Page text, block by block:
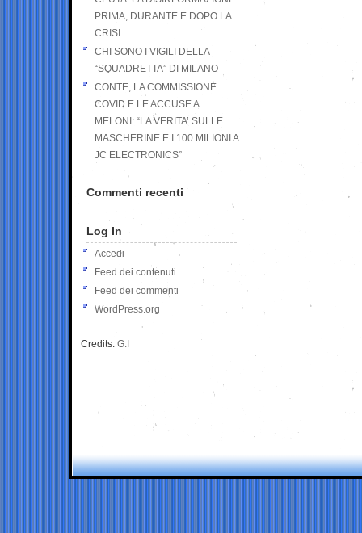
PRIMA, DURANTE E DOPO LA
CRISI
CHI SONO I VIGILI DELLA
“SQUADRETTA” DI MILANO
CONTE, LA COMMISSIONE
COVID E LE ACCUSE A
MELONI: “LA VERITA’ SULLE
MASCHERINE E I 100 MILIONI A
JC ELECTRONICS”
Commenti recenti
Log In
Accedi
Feed dei contenuti
Feed dei commenti
WordPress.org
Credits: G.I